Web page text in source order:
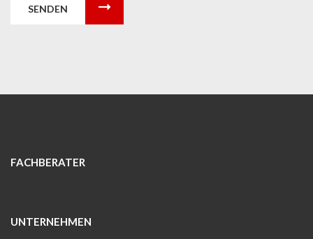
SENDEN
FACHBERATER
UNTERNEHMEN